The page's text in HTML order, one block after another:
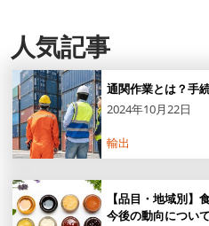
人気記事
通関作業とは？手
2024年10月22日
輸出
【品目・地域別】
今後の動向につい